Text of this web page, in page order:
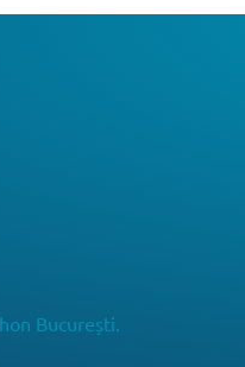
București.